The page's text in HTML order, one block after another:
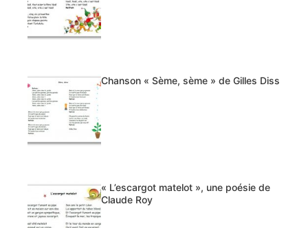
Chanson « Sème, sème » de Gilles Diss
« L’escargot matelot », une poésie de
Claude Roy